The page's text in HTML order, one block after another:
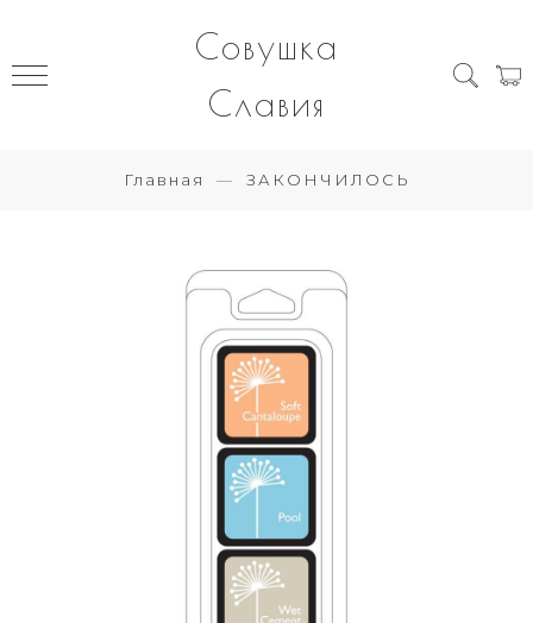
Совушка
Славия
Главная ЗАКОНЧИЛОСЬ